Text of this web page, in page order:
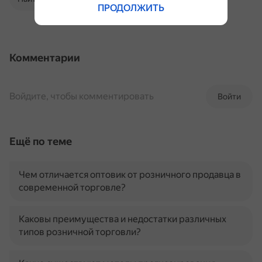
Комментарии
Войти
Войдите, чтобы комментировать
Ещё по теме
Чем отличается оптовик от розничного продавца в
современной торговле?
Каковы преимущества и недостатки различных
типов розничной торговли?
ПРОДОЛЖИТЬ